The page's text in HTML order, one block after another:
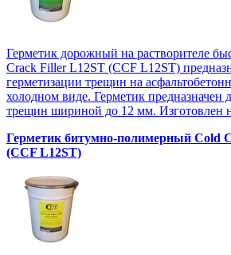
Герметик дорожный на растворителе
Crack Filler L12SТ (CCF L12SТ)
герметизации трещин на
холодном виде. Герметик предназначен
трещин шириной до 12 мм. Изготовлен
Герметик битумно-полимерный Cold
(CCF L12SТ)